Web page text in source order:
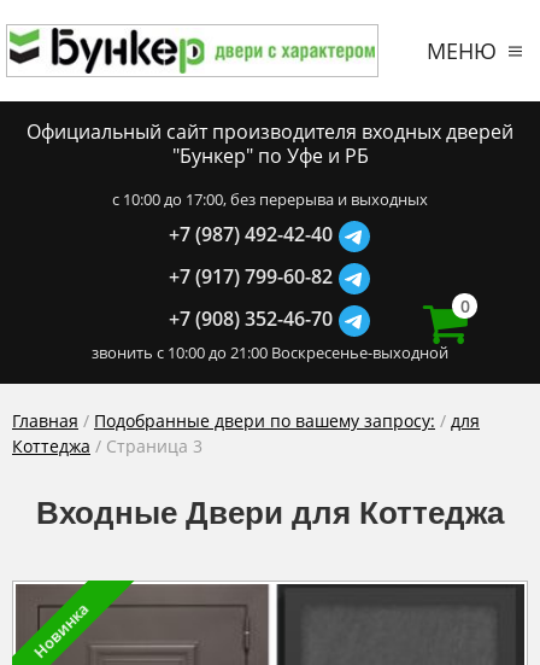
МЕНЮ
Официальный сайт производителя входных дверей
"Бункер" по Уфе и РБ
c 10:00 до 17:00, без перерыва и выходных
+7 (987) 492-42-40
+7 (917) 799-60-82
+7 (908) 352-46-70
звонить с 10:00 до 21:00 Воскресенье-выходной
0
Главная / Подобранные двери по вашему запросу: / для
Коттеджа / Страница 3
Входные Двери для Коттеджа
Новинка